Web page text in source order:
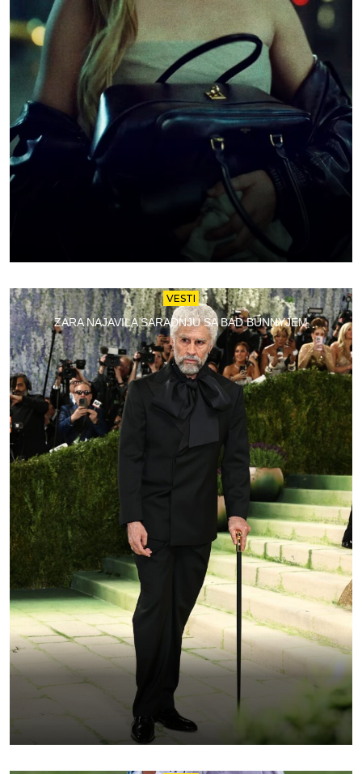
VESTI
ZARA NAJAVILA SARADNJU SA BAD BUNNYJEM